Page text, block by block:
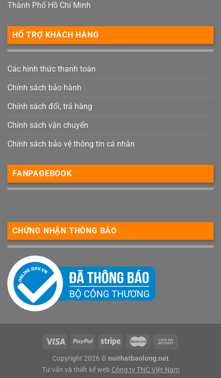
Thành Phố Hồ Chí Minh
HỔ TRỢ KHÁCH HÀNG
Các hình thức thanh toán
Chính sách bảo hành
Chính sách đổi, trả hàng
Chính sách vận chuyển
Chính sách bảo vệ thông tin cá nhân
FANPAGEBOOK
CHỨNG NHẬN THÔNG BÁO
Copyright 2026 © noithatbaolong.net
Tư vấn và thiết kế web Công ty TNC Việt Nam